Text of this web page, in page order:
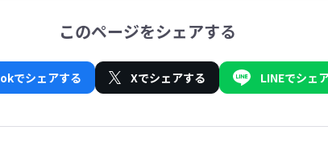
このページをシェアする
でシェアする Xでシェアする LINEでシェ